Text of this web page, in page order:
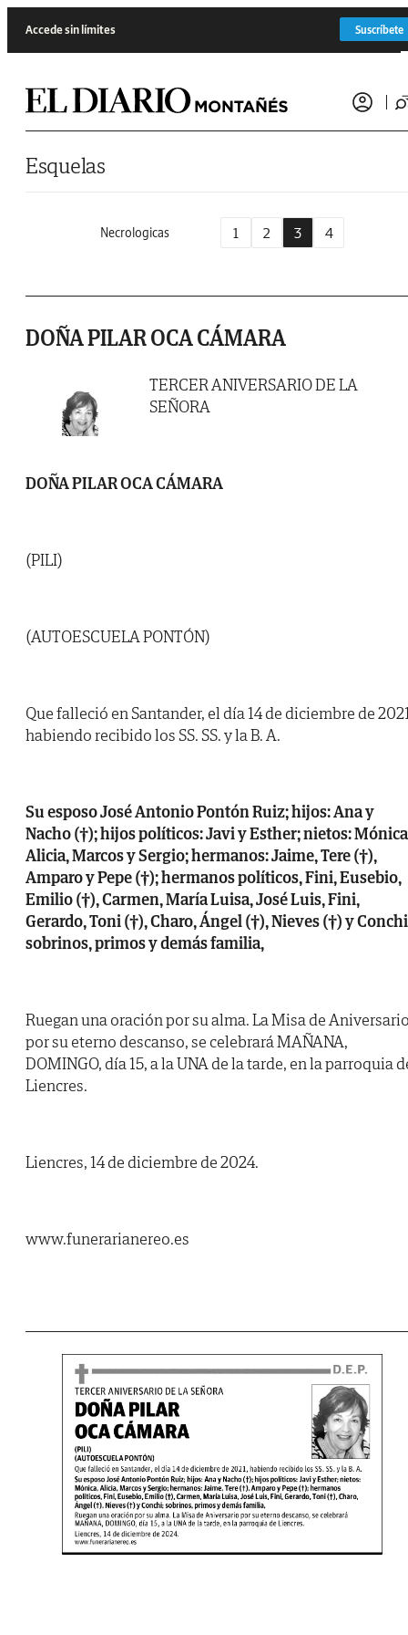
Accede sin límites Suscríbete
Esquelas
Necrologicas 1 2 3 4
DOÑA PILAR OCA CÁMARA
TERCER ANIVERSARIO DE LA
SEÑORA
DOÑA PILAR OCA CÁMARA
(PILI)
(AUTOESCUELA PONTÓN)
Que falleció en Santander, el día 14 de diciembre de
habiendo recibido los SS. SS. y la B. A.
Su esposo José Antonio Pontón Ruiz; hijos: Ana y
Nacho (†); hijos políticos: Javi y Esther; nietos:
Alicia, Marcos y Sergio; hermanos: Jaime, Tere (†),
Amparo y Pepe (†); hermanos políticos, Fini, Eusebio,
Emilio (†), Carmen, María Luisa, José Luis, Fini,
Gerardo, Toni (†), Charo, Ángel (†), Nieves (†) y
sobrinos, primos y demás familia,
Ruegan una oración por su alma. La Misa de
por su eterno descanso, se celebrará MAÑANA,
DOMINGO, día 15, a la UNA de la tarde, en la parroquia
Liencres.
Liencres, 14 de diciembre de 2024.
www.funerarianereo.es